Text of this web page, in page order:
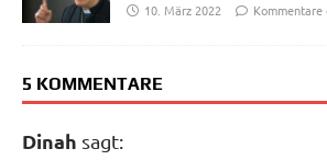
10. März 2022
5 KOMMENTARE
Dinah sagt: